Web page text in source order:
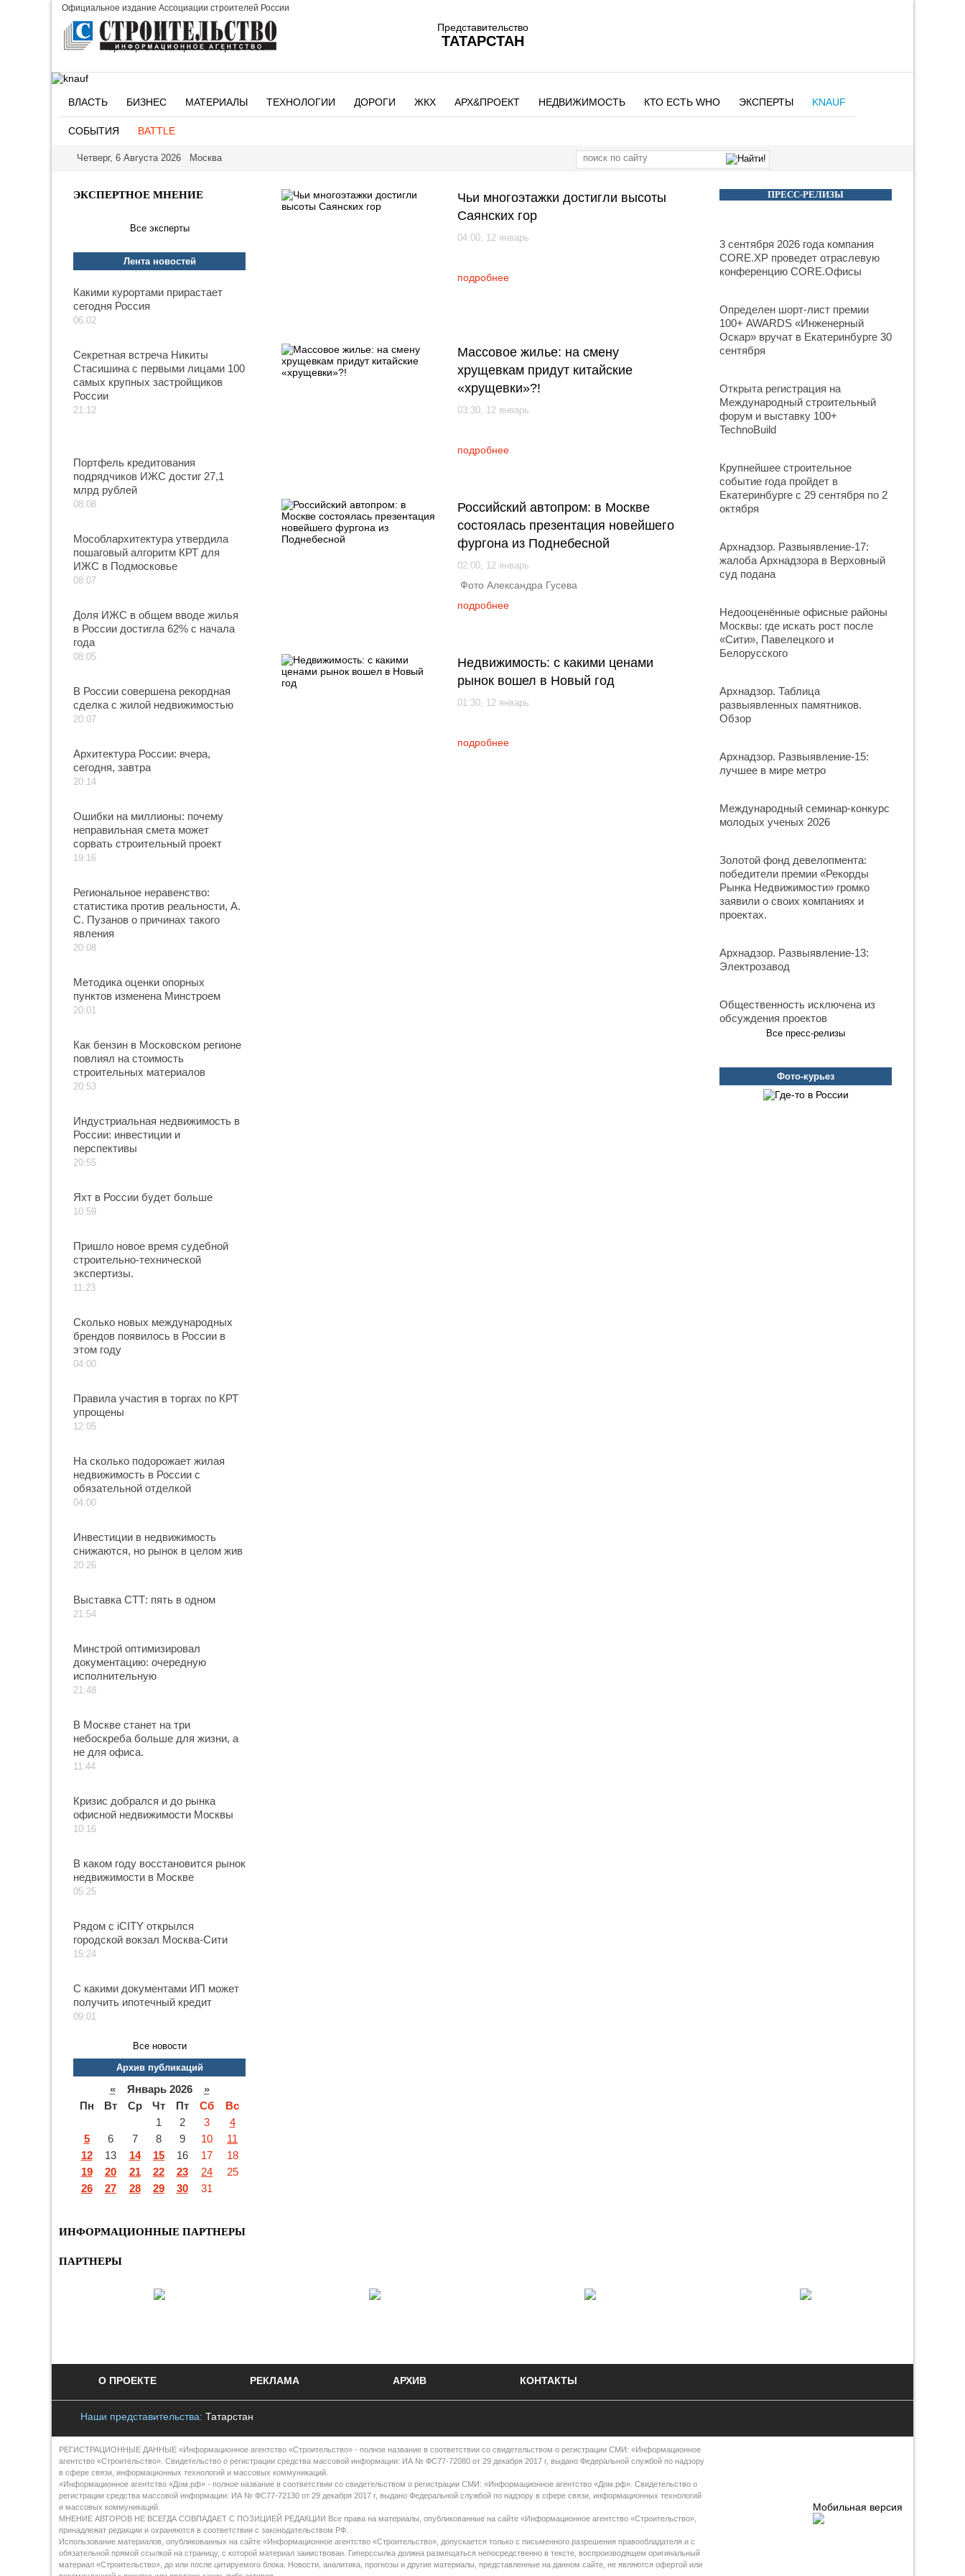
Официальное издание Ассоциации строителей России
Партнер Союза архитекторов России
Представительство
ТАТАРСТАН
ВЛАСТЬ БИЗНЕС МАТЕРИАЛЫ ТЕХНОЛОГИИ ДОРОГИ ЖКХ АРХ&ПРОЕКТ НЕДВИЖИМОСТЬ КТО ЕСТЬ WHO ЭКСПЕРТЫ KNAUF
СОБЫТИЯ BATTLE
Четверг, 6 Августа 2026 Москва
ЭКСПЕРТНОЕ МНЕНИЕ
Все эксперты
Лента новостей
Какими курортами прирастает
сегодня Россия
06:02
Секретная встреча Никиты
Стасишина с первыми лицами 100
самых крупных застройщиков
России
21:12
Портфель кредитования
подрядчиков ИЖС достиг 27,1
млрд рублей
08:08
Мособлархитектура утвердила
пошаговый алгоритм КРТ для
ИЖС в Подмосковье
08:07
Доля ИЖС в общем вводе жилья
в России достигла 62% с начала
года
08:05
В России совершена рекордная
сделка с жилой недвижимостью
20:07
Архитектура России: вчера,
сегодня, завтра
20:14
Ошибки на миллионы: почему
неправильная смета может
сорвать строительный проект
19:16
Региональное неравенство:
статистика против реальности, А.
С. Пузанов о причинах такого
явления
20:08
Методика оценки опорных
пунктов изменена Минстроем
20:01
Как бензин в Московском регионе
повлиял на стоимость
строительных материалов
20:53
Индустриальная недвижимость в
России: инвестиции и
перспективы
20:55
Яхт в России будет больше
10:59
Пришло новое время судебной
строительно-технической
экспертизы.
11:23
Сколько новых международных
брендов появилось в России в
этом году
04:00
Правила участия в торгах по КРТ
упрощены
12:05
На сколько подорожает жилая
недвижимость в России с
обязательной отделкой
04:00
Инвестиции в недвижимость
снижаются, но рынок в целом жив
20:26
Выставка СТТ: пять в одном
21:54
Минстрой оптимизировал
документацию: очередную
исполнительную
21:48
В Москве станет на три
небоскреба больше для жизни, а
не для офиса.
11:44
Кризис добрался и до рынка
офисной недвижимости Москвы
10:16
В каком году восстановится рынок
недвижимости в Москве
05:25
Рядом с iCITY открылся
городской вокзал Москва-Сити
15:24
С какими документами ИП может
получить ипотечный кредит
09:01
Все новости
Архив публикаций
«Январь 2026 »
Пн
Вт Ср Чт Пт Сб
Вс
1
2 3
4
5
6 7 8 9 10
11
12
13 14 15 16 17
18
19
20 21 22 23 24
25
26
27 28 29 30 31
Чьи многоэтажки достигли высоты
Саянских гор
04:00, 12 январь
подробнее
Массовое жилье: на смену
хрущевкам придут китайские
«хрущевки»?!
03:30, 12 январь
подробнее
Российский автопром: в Москве
состоялась презентация новейшего
фургона из Поднебесной
02:00, 12 январь
Фото Александра Гусева
подробнее
Недвижимость: с какими ценами
рынок вошел в Новый год
01:30, 12 январь
подробнее
ПРЕСС-РЕЛИЗЫ
3 сентября 2026 года компания
CORE.XP проведет отраслевую
конференцию CORE.Офисы
Определен шорт-лист премии
100+ AWARDS «Инженерный
Оскар» вручат в Екатеринбурге 30
сентября
Открыта регистрация на
Международный строительный
форум и выставку 100+
TechnoBuild
Крупнейшее строительное
событие года пройдет в
Екатеринбурге с 29 сентября по 2
октября
Архнадзор. Развыявление-17:
жалоба Архнадзора в Верховный
суд подана
Недооценённые офисные районы
Москвы: где искать рост после
«Сити», Павелецкого и
Белорусского
Архнадзор. Таблица
развыявленных памятников.
Обзор
Архнадзор. Развыявление-15:
лучшее в мире метро
Международный семинар-конкурс
молодых ученых 2026
Золотой фонд девелопмента:
победители премии «Рекорды
Рынка Недвижимости» громко
заявили о своих компаниях и
проектах.
Архнадзор. Развыявление-13:
Электрозавод
Общественность исключена из
обсуждения проектов
Все пресс-релизы
Фото-курьез
ИНФОРМАЦИОННЫЕ ПАРТНЕРЫ
ПАРТНЕРЫ
О ПРОЕКТЕ РЕКЛАМА АРХИВ КОНТАКТЫ
Наши представительства: Татарстан
Мобильная версия
РЕГИСТРАЦИОННЫЕ ДАННЫЕ «Информационное агентство «Строительство» - полное название в соответствии со свидетельством о регистрации СМИ: «Информационное
агентство «Строительство». Свидетельство о регистрации средства массовой информации: ИА № ФС77-72080 от 29 декабря 2017 г, выдано Федеральной службой по надзору
в сфере связи, информационных технологий и массовых коммуникаций.
«Информационное агентство «Дом.рф» - полное название в соответствии со свидетельством о регистрации СМИ: «Информационное агентство «Дом.рф». Свидетельство о
регистрации средства массовой информации: ИА № ФС77-72130 от 29 декабря 2017 г, выдано Федеральной службой по надзору в сфере связи, информационных технологий
и массовых коммуникаций.
МНЕНИЕ АВТОРОВ НЕ ВСЕГДА СОВПАДАЕТ С ПОЗИЦИЕЙ РЕДАКЦИИ Все права на материалы, опубликованные на сайте «Информационное агентство «Строительство»,
принадлежат редакции и охраняются в соответствии с законодательством РФ.
Использование материалов, опубликованных на сайте «Информационное агентство «Строительство», допускается только с письменного разрешения правообладателя и с
обязательной прямой ссылкой на страницу, с которой материал заимствован. Гиперссылка должна размещаться непосредственно в тексте, воспроизводящем оригинальный
материал «Строительство», до или после цитируемого блока. Новости, аналитика, прогнозы и другие материалы, представленные на данном сайте, не являются офертой или